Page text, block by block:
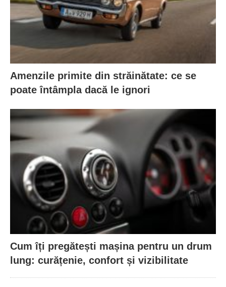
Amenzile primite din străinătate: ce se
poate întâmpla dacă le ignori
Cum îți pregătești mașina pentru un drum
lung: curățenie, confort și vizibilitate